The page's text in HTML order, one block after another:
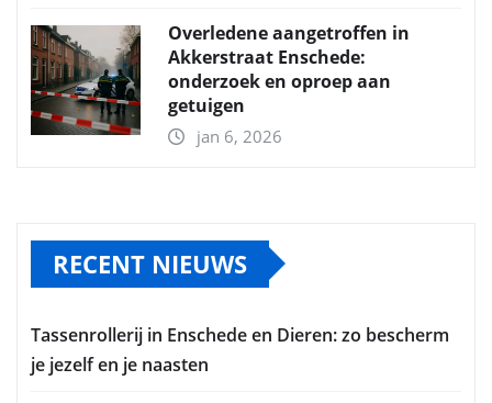
Overledene aangetroffen in
Akkerstraat Enschede:
onderzoek en oproep aan
getuigen
jan 6, 2026
RECENT NIEUWS
Tassenrollerij in Enschede en Dieren: zo bescherm
je jezelf en je naasten